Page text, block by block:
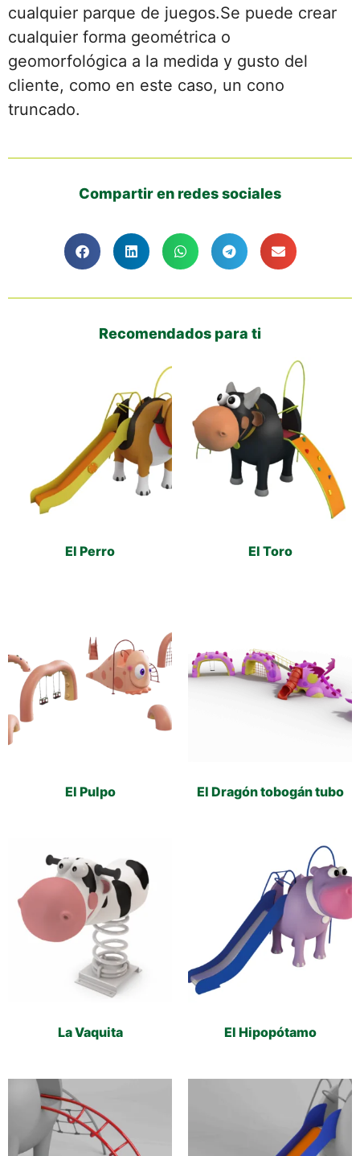
cualquier parque de juegos.Se puede crear
cualquier forma geométrica o
geomorfológica a la medida y gusto del
cliente, como en este caso, un cono
truncado.
Compartir en redes sociales
Recomendados para ti
El Perro El Toro
El Pulpo El Dragón tobogán tubo
La Vaquita El Hipopótamo